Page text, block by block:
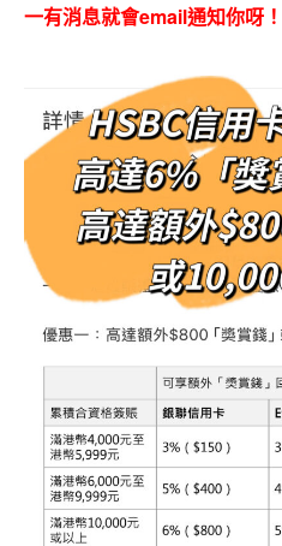
一有消息就會email通知你呀！